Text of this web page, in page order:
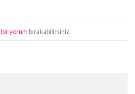
bir yorumbırakabilirsiniz.